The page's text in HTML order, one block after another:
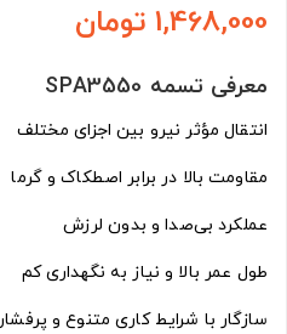
1,468,000 تومان
معرفی تسمه SPA3550
انتقال مؤثر نیرو بین اجزای مختلف
مقاومت بالا در برابر اصطکاک و گرما
عملکرد بی‌صدا و بدون لرزش
طول عمر بالا و نیاز به نگهداری کم
سازگار با شرایط کاری متنوع و پرفشار